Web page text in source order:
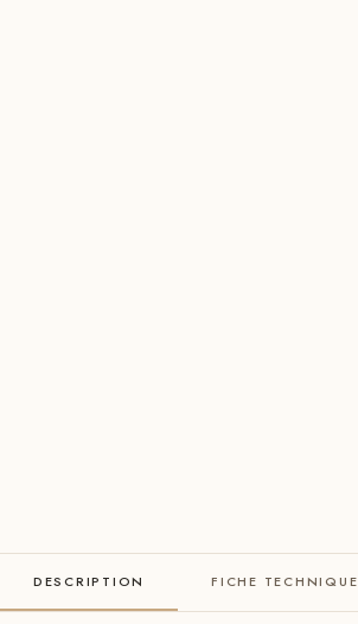
DESCRIPTION FICHE TECHNIQUE